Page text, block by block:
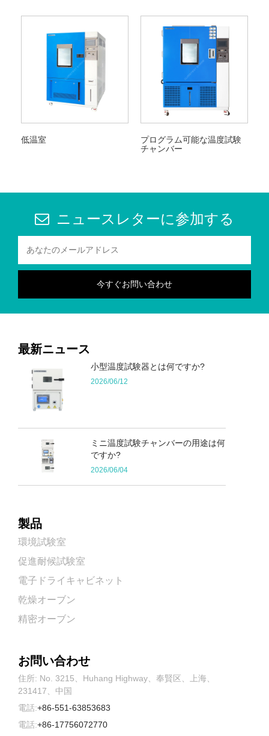
低温室
プログラム可能な温度試験
チャンバー
ニュースレターに参加する
最新ニュース
小型温度試験器とは何ですか?
2026/06/12
ミニ温度試験チャンバーの用途は何
ですか?
2026/06/04
製品
環境試験室
促進耐候試験室
電子ドライキャビネット
乾燥オーブン
精密オーブン
お問い合わせ
住所: No. 3215、Huhang Highway、奉賢区、上海、
231417、中国
電話:+86-551-63853683
電話:+86-17756072770